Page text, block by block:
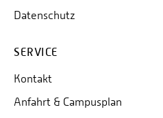
Datenschutz
SERVICE
Kontakt
Anfahrt & Campusplan